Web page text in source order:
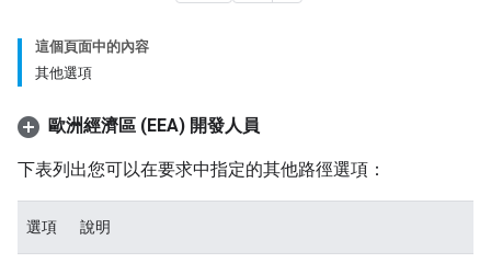
這個頁面中的內容
其他選項
歐洲經濟區 (EEA) 開發人員
下表列出您可以在要求中指定的其他路徑選項：
選項 說明